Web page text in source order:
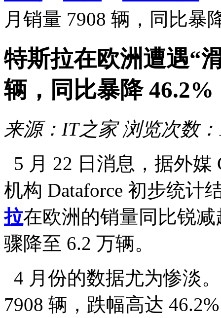
月销量 7908 辆，同比暴
特斯拉在欧洲遭遇“
辆，同比暴降 46.2%
来源：IT之家 浏览次数
5 月 22 日消息，据外媒
机构 Dataforce 初步统计
拉在欧洲的销量同比锐
骤降至 6.2 万辆。
4 月份的数据尤为惨淡
7908 辆，跌幅高达